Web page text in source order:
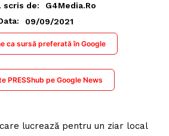
scris de:
G4Media.ro
09/09/2021
ca sursă preferată în Google
PRESShub pe Google News
lucrează pentru un ziar local